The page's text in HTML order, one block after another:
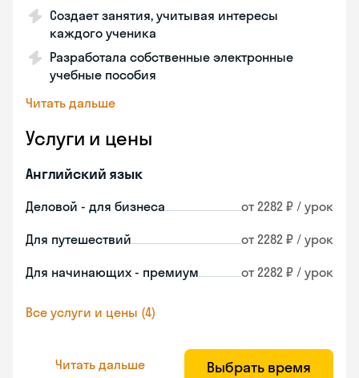
Создает занятия, учитывая интересы
каждого ученика
Разработала собственные электронные
учебные пособия
Читать дальше
Услуги и цены
Английский язык
Деловой - для бизнеса от 2282 ₽ / урок
Для путешествий от 2282 ₽ / урок
Для начинающих - премиум от 2282 ₽ / урок
Все услуги и цены (4)
Читать дальше Выбрать время